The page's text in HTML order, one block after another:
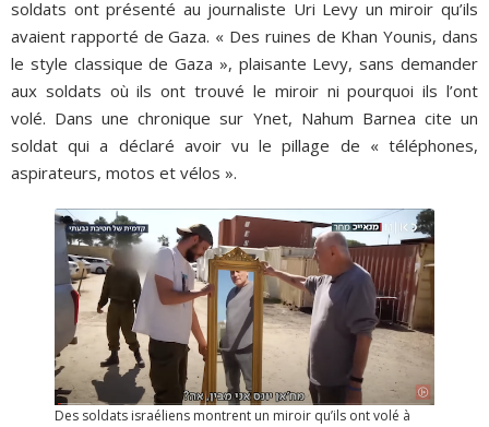
soldats ont présenté au journaliste Uri Levy un miroir qu’ils
avaient rapporté de Gaza. « Des ruines de Khan Younis, dans
le style classique de Gaza », plaisante Levy, sans demander
aux soldats où ils ont trouvé le miroir ni pourquoi ils l’ont
volé. Dans une chronique sur Ynet, Nahum Barnea cite un
soldat qui a déclaré avoir vu le pillage de « téléphones,
aspirateurs, motos et vélos ».
Des soldats israéliens montrent un miroir qu’ils ont volé à